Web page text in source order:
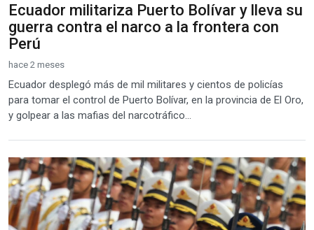
Ecuador militariza Puerto Bolívar y lleva su
guerra contra el narco a la frontera con
Perú
hace 2 meses
Ecuador desplegó más de mil militares y cientos de policías
para tomar el control de Puerto Bolívar, en la provincia de El Oro,
y golpear a las mafias del narcotráfico...